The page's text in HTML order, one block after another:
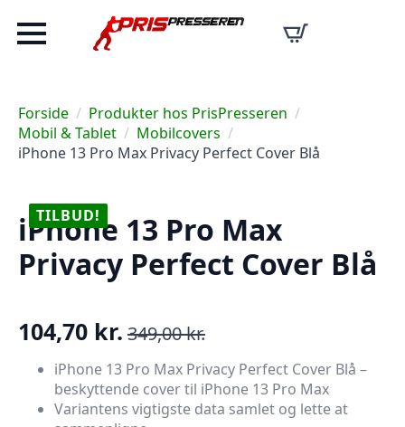
Forside
Produkter hos PrisPresseren
Mobil & Tablet
Mobilcovers
iPhone 13 Pro Max Privacy Perfect Cover Blå
TILBUD!
iPhone 13 Pro Max
Privacy Perfect Cover Blå
349,00kr.
Den
oprindelige
pris
104,70 kr.
Den
aktuelle
pris
iPhone 13 Pro Max Privacy Perfect Cover Blå –
beskyttende cover til iPhone 13 Pro Max
Variantens vigtigste data samlet og lette at